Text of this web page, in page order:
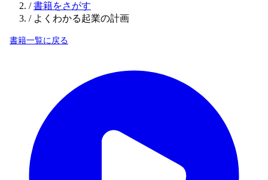
/ 書籍をさがす
/ よくわかる起業の計画
書籍一覧に戻る